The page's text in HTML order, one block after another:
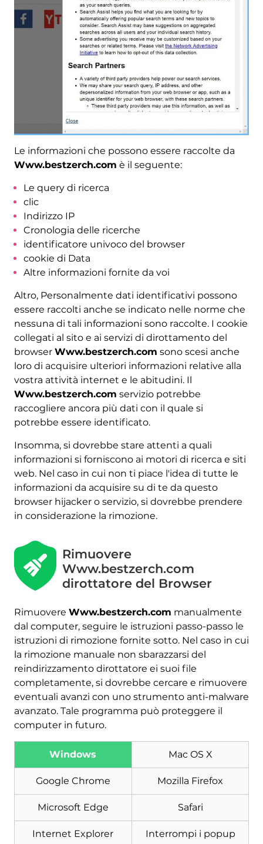
Le informazioni che possono essere raccolte da
Www.bestzerch.com è il seguente:
Le query di ricerca
clic
Indirizzo IP
Cronologia delle ricerche
identificatore univoco del browser
cookie di Data
Altre informazioni fornite da voi
Altro, Personalmente dati identificativi possono
essere raccolti anche se indicato nelle norme che
nessuna di tali informazioni sono raccolte. I cookie
collegati al sito e ai servizi di dirottamento del
browser Www.bestzerch.com sono scesi anche
loro di acquisire ulteriori informazioni relative alla
vostra attività internet e le abitudini. Il
Www.bestzerch.com servizio potrebbe
raccogliere ancora più dati con il quale si
potrebbe essere identificato.
Insomma, si dovrebbe stare attenti a quali
informazioni si forniscono ai motori di ricerca e siti
web. Nel caso in cui non ti piace l'idea di tutte le
informazioni da acquisire su di te da questo
browser hijacker o servizio, si dovrebbe prendere
in considerazione la rimozione.
Rimuovere
Www.bestzerch.com
dirottatore del Browser
Rimuovere Www.bestzerch.com manualmente
dal computer, seguire le istruzioni passo-passo le
istruzioni di rimozione fornite sotto. Nel caso in cui
la rimozione manuale non sbarazzarsi del
reindirizzamento dirottatore ei suoi file
completamente, si dovrebbe cercare e rimuovere
eventuali avanzi con uno strumento anti-malware
avanzato. Tale programma può proteggere il
computer in futuro.
Windows Mac OS X
Google Chrome Mozilla Firefox
Microsoft Edge Safari
Internet Explorer
Interrompi i popup
Scarica
Strumento di rimozione
malware